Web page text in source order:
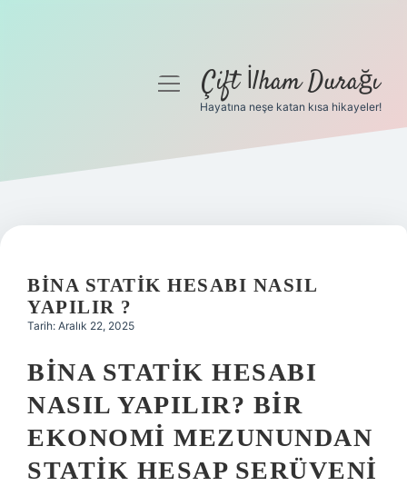
Gizlilik Politikası
Yasal Uyarı
menüyüÇift İlham Durağı
Hayatına neşe katan kısa hikayeler!
BINA STATIK HESABI NASIL
YAPILIR ?
Tarih: Aralık 22, 2025
BINA STATIK HESABI
NASIL YAPILIR? BIR
EKONOMI MEZUNUNDAN
STATIK HESAP SERÜVENI